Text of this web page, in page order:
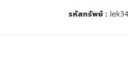
รหัสทรัพย์ :